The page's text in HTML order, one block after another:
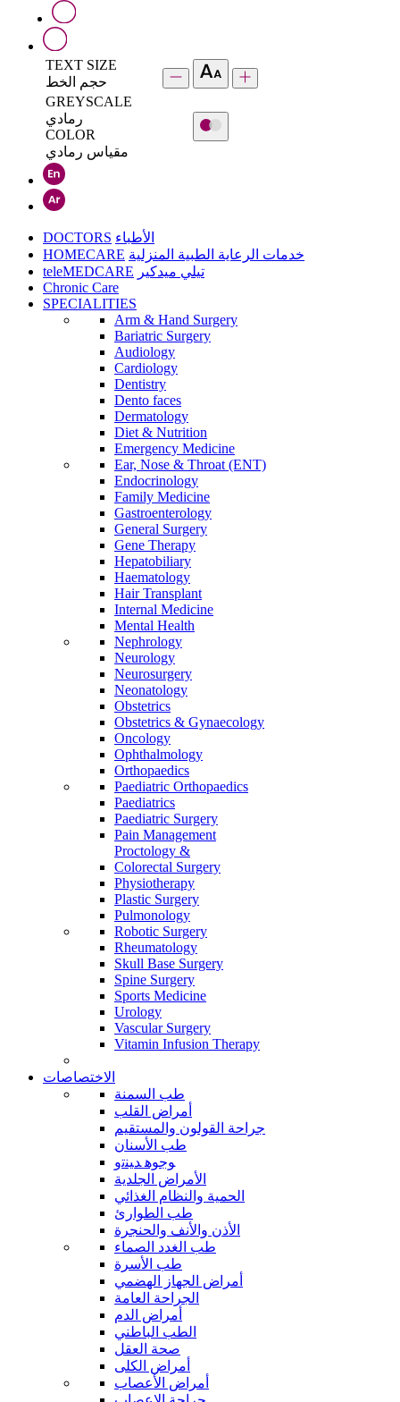
TEXT SIZE
حجم الخط
GREYSCALE
رمادي
COLOR
مقياس رمادي
DOCTORS الأطباء
HOMECARE خدمات الرعاية الطبية المنزلية
teleMEDCARE تيلي ميدكير
Chronic Care
SPECIALITIES
Arm & Hand Surgery
Bariatric Surgery
Audiology
Cardiology
Dentistry
Dento faces
Dermatology
Diet & Nutrition
Emergency Medicine
Ear, Nose & Throat (ENT)
Endocrinology
Family Medicine
Gastroenterology
General Surgery
Gene Therapy
Hepatobiliary
Haematology
Hair Transplant
Internal Medicine
Mental Health
Nephrology
Neurology
Neurosurgery
Neonatology
Obstetrics
Obstetrics & Gynaecology
Oncology
Ophthalmology
Orthopaedics
Paediatric Orthopaedics
Paediatrics
Paediatric Surgery
Pain Management
Proctology &
Colorectal Surgery
Physiotherapy
Plastic Surgery
Pulmonology
Robotic Surgery
Rheumatology
Skull Base Surgery
Spine Surgery
Sports Medicine
Urology
Vascular Surgery
Vitamin Infusion Therapy
الاختصاصات
طب السمنة
أمراض القلب
جراحة القولون والمستقيم
طب الأسنان
ﻮﺟﻮﻫ ﺪﻴﻨﺗﻭ
الأمراض الجلدية
الحمية والنظام الغذائي
طب الطوارئ
الأذن والأنف والحنجرة
طب الغدد الصماء
طب الأسرة
أمراض الجهاز الهضمي
الجراحة العامة
أمراض الدم
الطب الباطني
صحة العقل
أمراض الكلى
أمراض الأعصاب